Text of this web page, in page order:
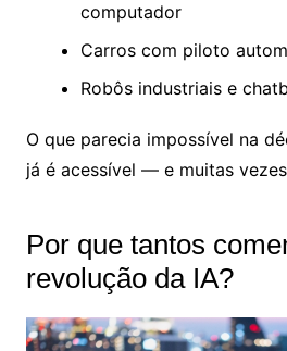
computador
Carros com piloto
Robôs industriais e
O que parecia impossível na
já é acessível — e muitas
Por que tantos
revolução da IA?